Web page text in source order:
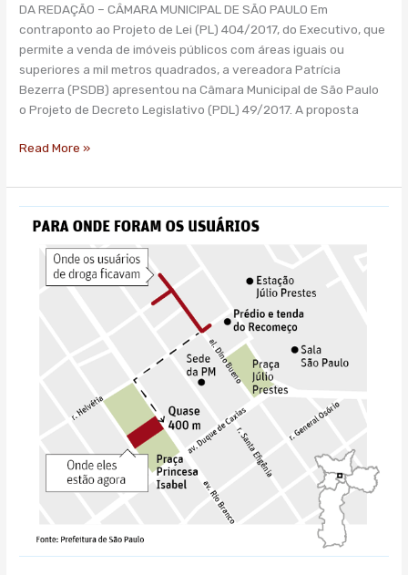
DA REDAÇÃO – CÂMARA MUNICIPAL DE SÃO PAULO Em
contraponto ao Projeto de Lei (PL) 404/2017, do Executivo, que
permite a venda de imóveis públicos com áreas iguais ou
superiores a mil metros quadrados, a vereadora Patrícia
Bezerra (PSDB) apresentou na Câmara Municipal de São Paulo
o Projeto de Decreto Legislativo (PDL) 49/2017. A proposta
de
imóveis
Read More »
descumpre
promessas,